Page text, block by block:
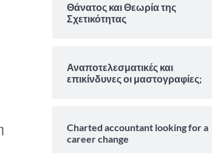
Θάνατος και Θεωρία της
Σχετικότητας
Αναποτελεσματικές και
επικίνδυνες οι μαστογραφίες;
Charted accountant looking for a
career change